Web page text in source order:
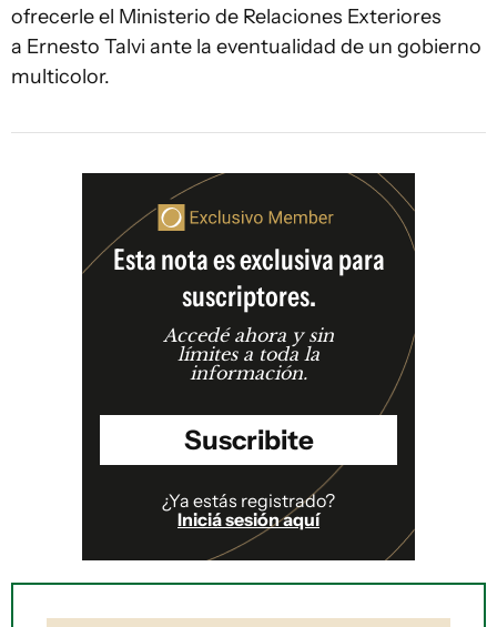
ofrecerle el Ministerio de Relaciones Exteriores
a Ernesto Talvi ante la eventualidad de un gobierno
multicolor.
Esta nota es exclusiva para
suscriptores.
Accedé ahora y sin
límites a toda la
información.
Suscribite
¿Ya estás registrado?
Iniciá sesión aquí